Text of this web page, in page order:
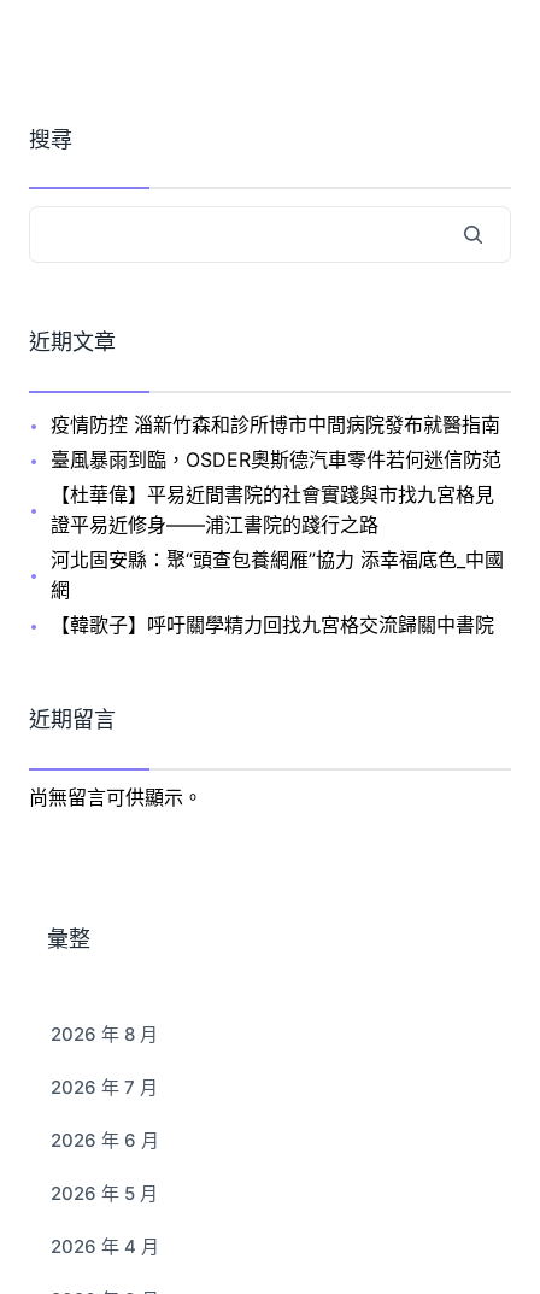
搜尋
近期文章
疫情防控 淄新竹森和診所博市中間病院發布就醫指南
臺風暴雨到臨，OSDER奧斯德汽車零件若何迷信防范
【杜華偉】平易近間書院的社會實踐與市找九宮格見
證平易近修身——浦江書院的踐行之路
河北固安縣：聚“頭查包養網雁”協力 添幸福底色_中國
網
【韓歌子】呼吁關學精力回找九宮格交流歸關中書院
近期留言
尚無留言可供顯示。
彙整
2026 年 8 月
2026 年 7 月
2026 年 6 月
2026 年 5 月
2026 年 4 月